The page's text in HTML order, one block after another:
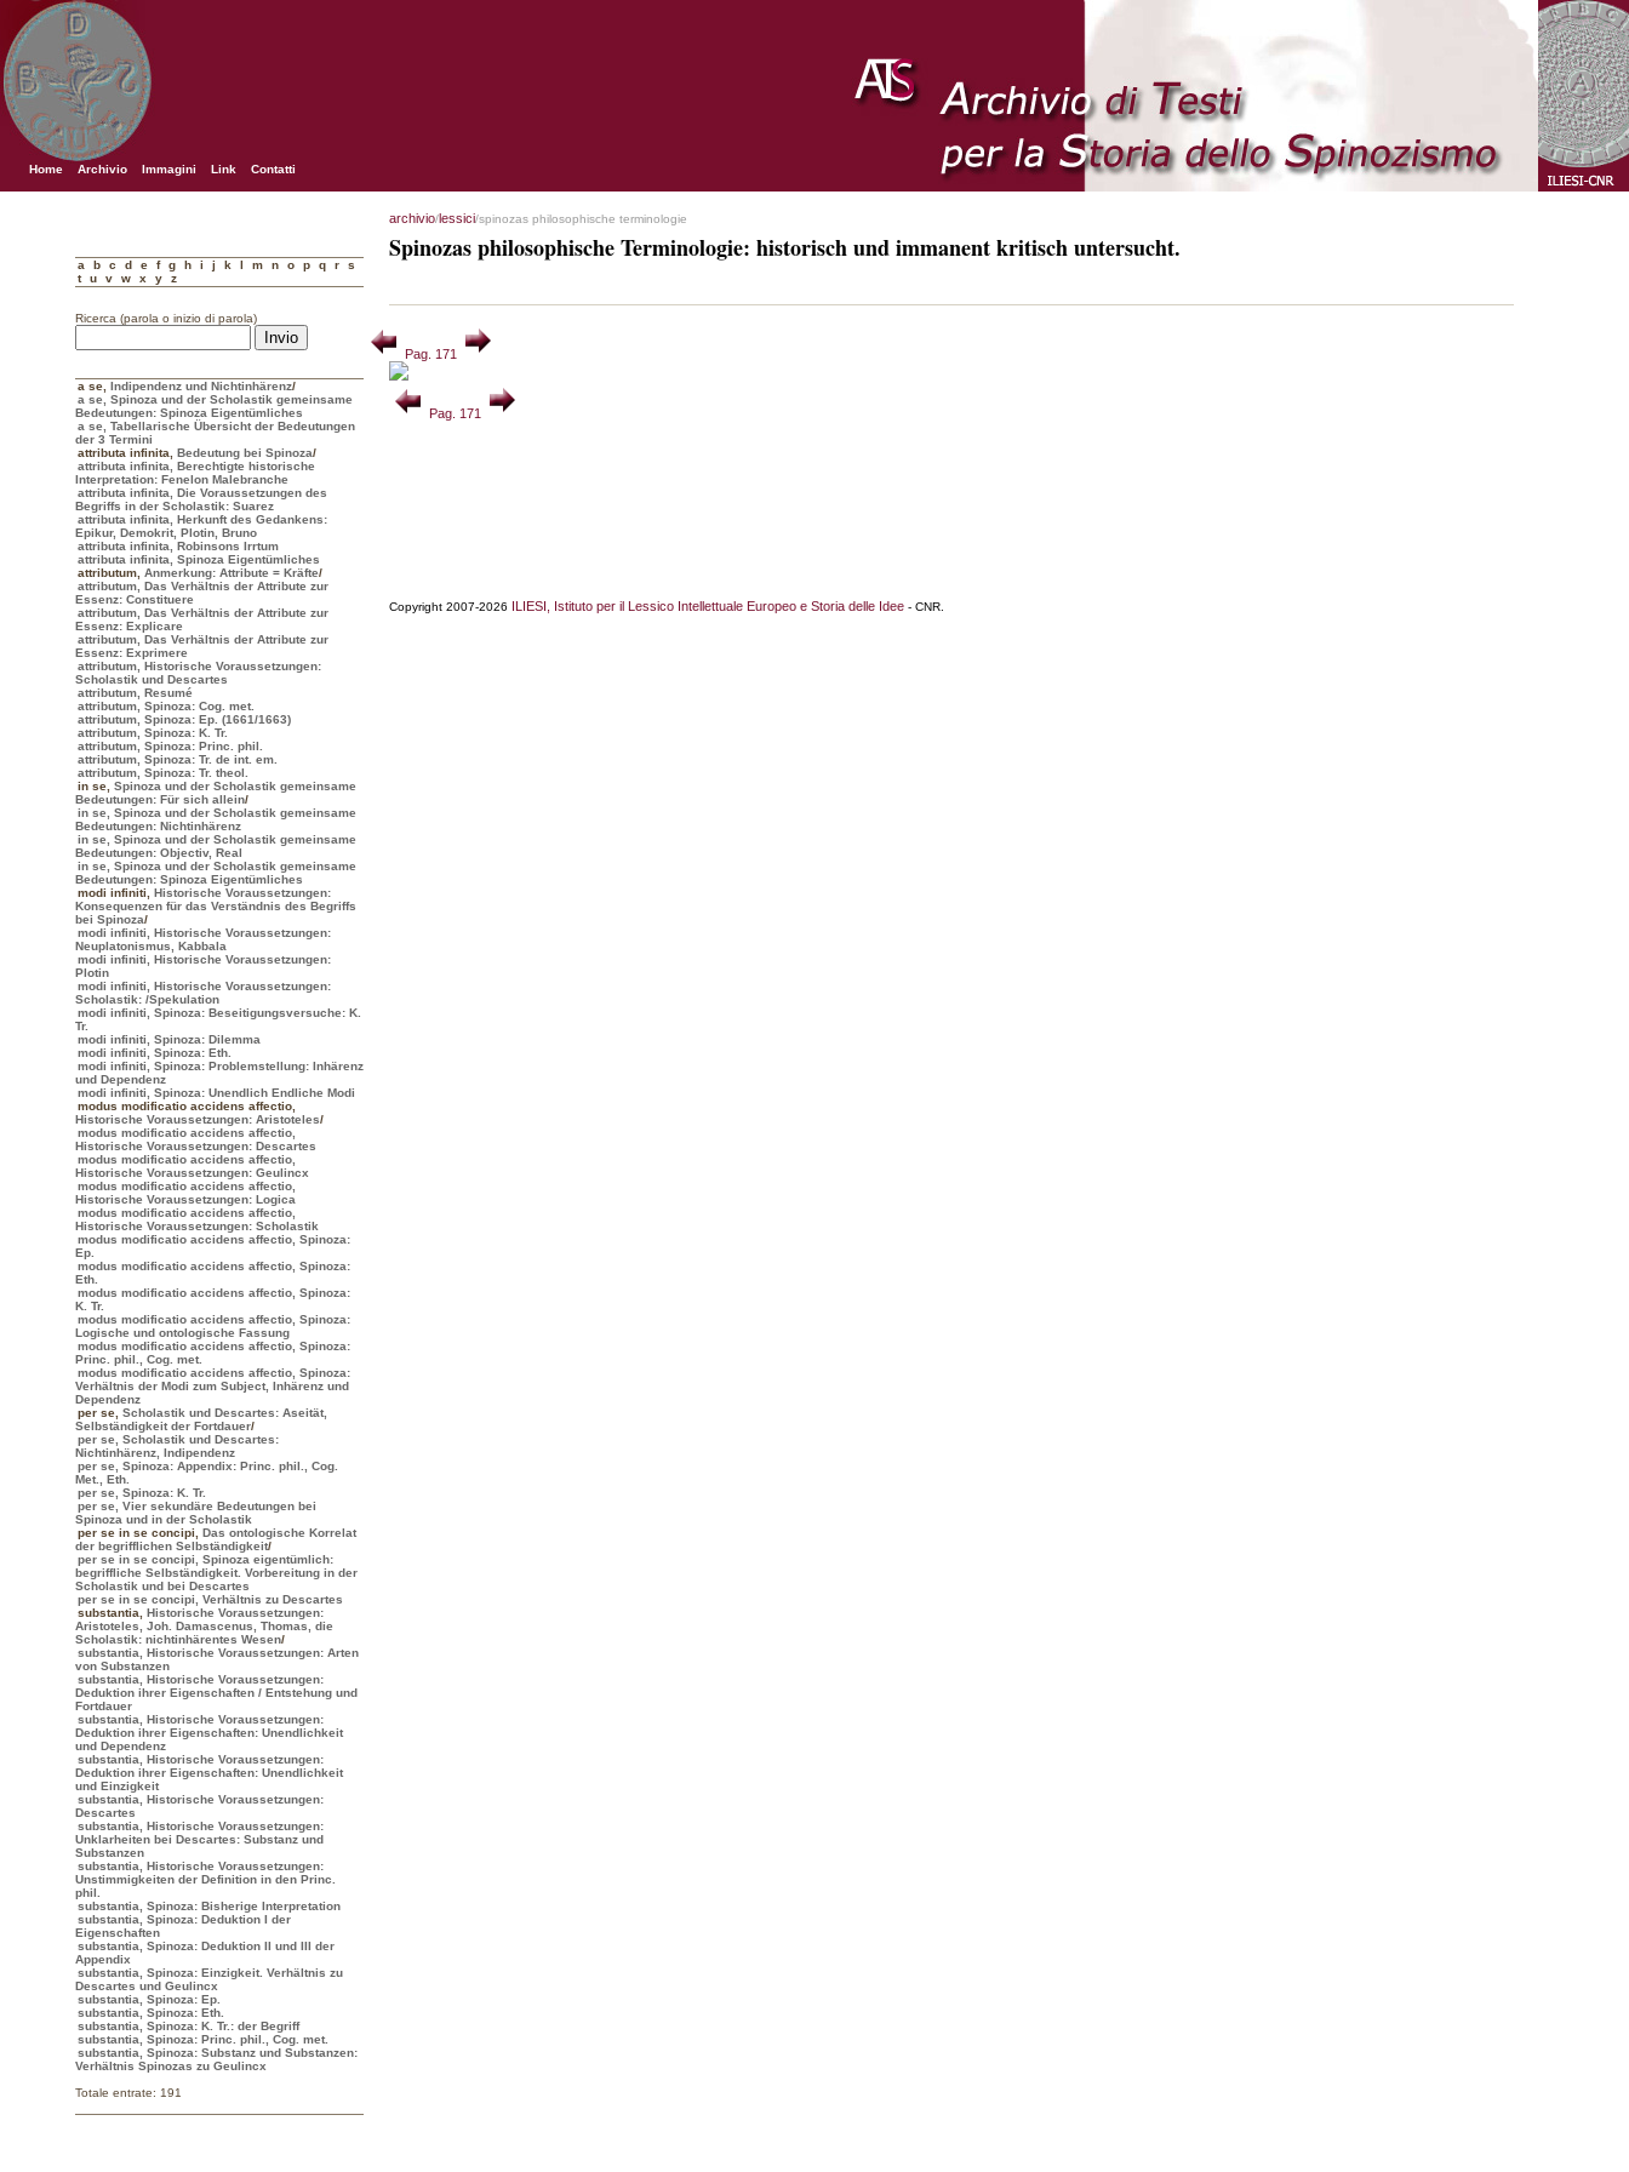
Home Archivio Immagini Link Contatti
a b c d e f g h i j k l m n o p q r
s
t
u v w x y z
Ricerca (parola o inizio di parola)
a se Indipendenz und Nichtinhärenz/
a se, Spinoza und der Scholastik gemeinsame
Bedeutungen: Spinoza Eigentümliches
a se, Tabellarische Übersicht der Bedeutungen
der 3 Termini
attributa infinita
Bedeutung bei Spinoza/
attributa infinita, Berechtigte historische
Interpretation: Fenelon Malebranche
attributa infinita, Die Voraussetzungen des
Begriffs in der Scholastik: Suarez
attributa infinita, Herkunft des Gedankens:
Epikur, Demokrit, Plotin, Bruno
attributa infinita, Robinsons Irrtum
attributa infinita, Spinoza Eigentümliches
attributum Anmerkung: Attribute = Kräfte/
attributum, Das Verhältnis der Attribute zur
Essenz: Constituere
attributum, Das Verhältnis der Attribute zur
Essenz: Explicare
attributum, Das Verhältnis der Attribute zur
Essenz: Exprimere
attributum, Historische Voraussetzungen:
Scholastik und Descartes
attributum, Resumé
attributum, Spinoza: Cog. met.
attributum, Spinoza: Ep. (1661/1663)
attributum, Spinoza: K. Tr.
attributum, Spinoza: Princ. phil.
attributum, Spinoza: Tr. de int. em.
attributum, Spinoza: Tr. theol.
in se Spinoza und der Scholastik gemeinsame
Bedeutungen: Für sich allein/
in se, Spinoza und der Scholastik gemeinsame
Bedeutungen: Nichtinhärenz
in se, Spinoza und der Scholastik gemeinsame
Bedeutungen: Objectiv, Real
in se, Spinoza und der Scholastik gemeinsame
Bedeutungen: Spinoza Eigentümliches
modi infiniti
Historische Voraussetzungen:
Konsequenzen für das Verständnis des Begriffs
bei Spinoza/
modi infiniti, Historische Voraussetzungen:
Neuplatonismus, Kabbala
modi infiniti, Historische Voraussetzungen:
Plotin
modi infiniti, Historische Voraussetzungen:
Scholastik: /Spekulation
modi infiniti, Spinoza: Beseitigungsversuche: K.
Tr.
modi infiniti, Spinoza: Dilemma
modi infiniti, Spinoza: Eth.
modi infiniti, Spinoza: Problemstellung: Inhärenz
und Dependenz
modi infiniti, Spinoza: Unendlich Endliche Modi
modus modificatio accidens affectio
Historische Voraussetzungen: Aristoteles/
modus modificatio accidens affectio,
Historische Voraussetzungen: Descartes
modus modificatio accidens affectio,
Historische Voraussetzungen: Geulincx
modus modificatio accidens affectio,
Historische Voraussetzungen: Logica
modus modificatio accidens affectio,
Historische Voraussetzungen: Scholastik
modus modificatio accidens affectio, Spinoza:
Ep.
modus modificatio accidens affectio, Spinoza:
Eth.
modus modificatio accidens affectio, Spinoza:
K. Tr.
modus modificatio accidens affectio, Spinoza:
Logische und ontologische Fassung
modus modificatio accidens affectio, Spinoza:
Princ. phil., Cog. met.
modus modificatio accidens affectio, Spinoza:
Verhältnis der Modi zum Subject, Inhärenz und
Dependenz
per se Scholastik und Descartes: Aseität,
Selbständigkeit der Fortdauer/
per se, Scholastik und Descartes:
Nichtinhärenz, Indipendenz
per se, Spinoza: Appendix: Princ. phil., Cog.
Met., Eth.
per se, Spinoza: K. Tr.
per se, Vier sekundäre Bedeutungen bei
Spinoza und in der Scholastik
per se in se concipi
Das ontologische Korrelat
der begrifflichen Selbständigkeit/
per se in se concipi, Spinoza eigentümlich:
begriffliche Selbständigkeit. Vorbereitung in der
Scholastik und bei Descartes
per se in se concipi, Verhältnis zu Descartes
substantia
Historische Voraussetzungen:
Aristoteles, Joh. Damascenus, Thomas, die
Scholastik: nichtinhärentes Wesen/
substantia, Historische Voraussetzungen: Arten
von Substanzen
substantia, Historische Voraussetzungen:
Deduktion ihrer Eigenschaften / Entstehung und
Fortdauer
substantia, Historische Voraussetzungen:
Deduktion ihrer Eigenschaften: Unendlichkeit
und Dependenz
substantia, Historische Voraussetzungen:
Deduktion ihrer Eigenschaften: Unendlichkeit
und Einzigkeit
substantia, Historische Voraussetzungen:
Descartes
substantia, Historische Voraussetzungen:
Unklarheiten bei Descartes: Substanz und
Substanzen
substantia, Historische Voraussetzungen:
Unstimmigkeiten der Definition in den Princ.
phil.
substantia, Spinoza: Bisherige Interpretation
substantia, Spinoza: Deduktion I der
Eigenschaften
substantia, Spinoza: Deduktion II und III der
Appendix
substantia, Spinoza: Einzigkeit. Verhältnis zu
Descartes und Geulincx
substantia, Spinoza: Ep.
substantia, Spinoza: Eth.
substantia, Spinoza: K. Tr.: der Begriff
substantia, Spinoza: Princ. phil., Cog. met.
substantia, Spinoza: Substanz und Substanzen:
Verhältnis Spinozas zu Geulincx
Totale entrate: 191
archivio/lessici/spinozas philosophische terminologie
Spinozas philosophische Terminologie: historisch und immanent kritisch untersucht.
Pag. 171
Pag. 171
Copyright 2007-2026 ILIESI, Istituto per il Lessico Intellettuale Europeo e Storia delle Idee - CNR.